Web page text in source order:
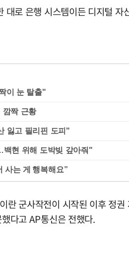
대로 은행 시스템이든 디지털
이 눈 탈출"
깜짝 근황
잃고 필리핀 도피"
현 위해 도박빚 갚아줘"
란 군사작전이 시작된 이후 정
다고 AP통신은 전했다.